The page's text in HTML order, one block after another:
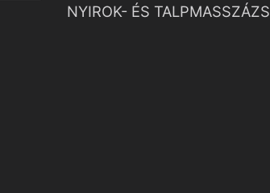
NYIROK- ÉS TALPMASSZÁZS